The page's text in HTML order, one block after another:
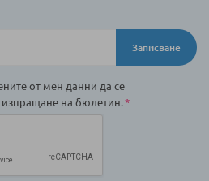
Записване
от мен данни да се
изпращане на бюлетин.